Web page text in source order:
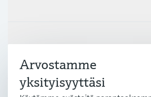
Asiakastuki
Arvostamme
yksityisyyttäsi